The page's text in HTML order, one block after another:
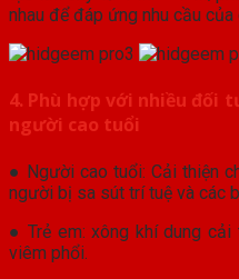
nhau để đáp ứng nhu cầu
4. Phù hợp với nhiều đối
người cao tuổi
● Người cao tuổi: Cải thiện
người bị sa sút trí tuệ và các
● Trẻ em: xông khí dung
viêm phổi.